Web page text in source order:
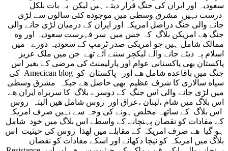
سعودیہ اور ایران کی جنگ قرار دیتے ہیں لیکن یہ بات بلکل
درست نہیں مشرق وسطی میں موجوده کئی سالوں سے لڑی
جانے والی جنگ دراصل امریکہ اور ایران کے درمیان لڑی جانے والی
جنگ هے امریکن بلاگ کہ جس میں سر فہرست سعودیہ اور وه
ممالک شامل ہیں جو امریکی صدر ٹرمپ کے سعودیہ دورے میں
اسلام پہ دیئے جانے والے لیکچر سننے آئے تهے جن میں ملک عزیز
پاکستان بهی پاکستانی عوام اور پارلیمنٹ کی مرضی کے بغیر اس
جنگ میں باقاعده شامل هے اور پاکستان کو Amecican blog کی
سپاه سالاری کا شرف عظیم بهی حاصل هے جبکہ مشرق وسطی
میں لڑی جانے والی اس جنگ کے دوسرے بلاگ کا سربراه ایران هے
اس بلاگ میں شام ،لبنان ،عراق اور روس شامل هیں البتہ روس
اس بلاگ کے ساتهہ مخلص ہونے کی وجہ سے نہیں صرف امریکہ
کے مفادات کو نقصان پہنچانے کے واسطے اس بلاگ میں خود شامل
ہو گیا هے صرف امریکہ کے مقابلے میں لهذا روس کی حیثیت اس
بلاگ میں امریکہ کو نیچا دکهانے اور اسکے مفادات کو نقصان